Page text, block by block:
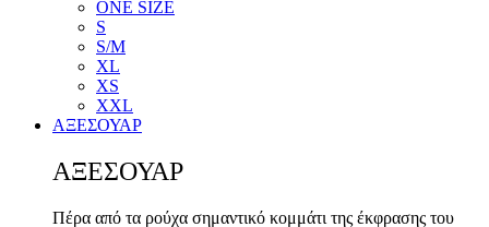
ONE SIZE
S
S/M
XL
XS
XXL
ΑΞΕΣΟΥΑΡ
ΑΞΕΣΟΥΑΡ
Πέρα από τα ρούχα σημαντικό κομμάτι της έκφρασης του